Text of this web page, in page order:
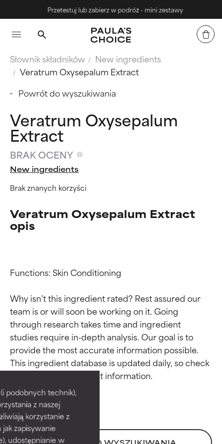
podobnych technik),
z naszej
korzystanie z
zapisywanie
udostępnianie w
Przetestuj lub zabierz w podróż - mini zestawy
Słownik składników
New ingredients
Veratrum Oxysepalum Extract
Powrót do wyszukiwania
Veratrum Oxysepalum
Extract
BRAK OCENY
New ingredients
Brak znanych korzyści
Veratrum Oxysepalum Extract
opis
Functions: Skin Conditioning
Why isn’t this ingredient rated? Rest assured our
team is or will soon be working on it. Going
through research takes time and ingredient
studies require in-depth analysis. Our goal is to
provide the most accurate information possible.
This ingredient database is updated daily, so check
Oceny składników
BEST
Udowodnione i potwierdzone
przez niezależne badania.
odpowiedni dla większości
Oceny składników
BEST
Udowodnione i potwierdzone
przez niezależne badania.
odpowiedni dla większości